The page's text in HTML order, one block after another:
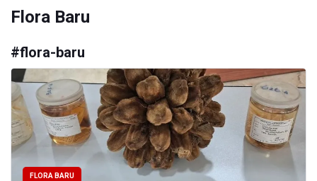
Flora Baru
#flora-baru
FLORA BARU